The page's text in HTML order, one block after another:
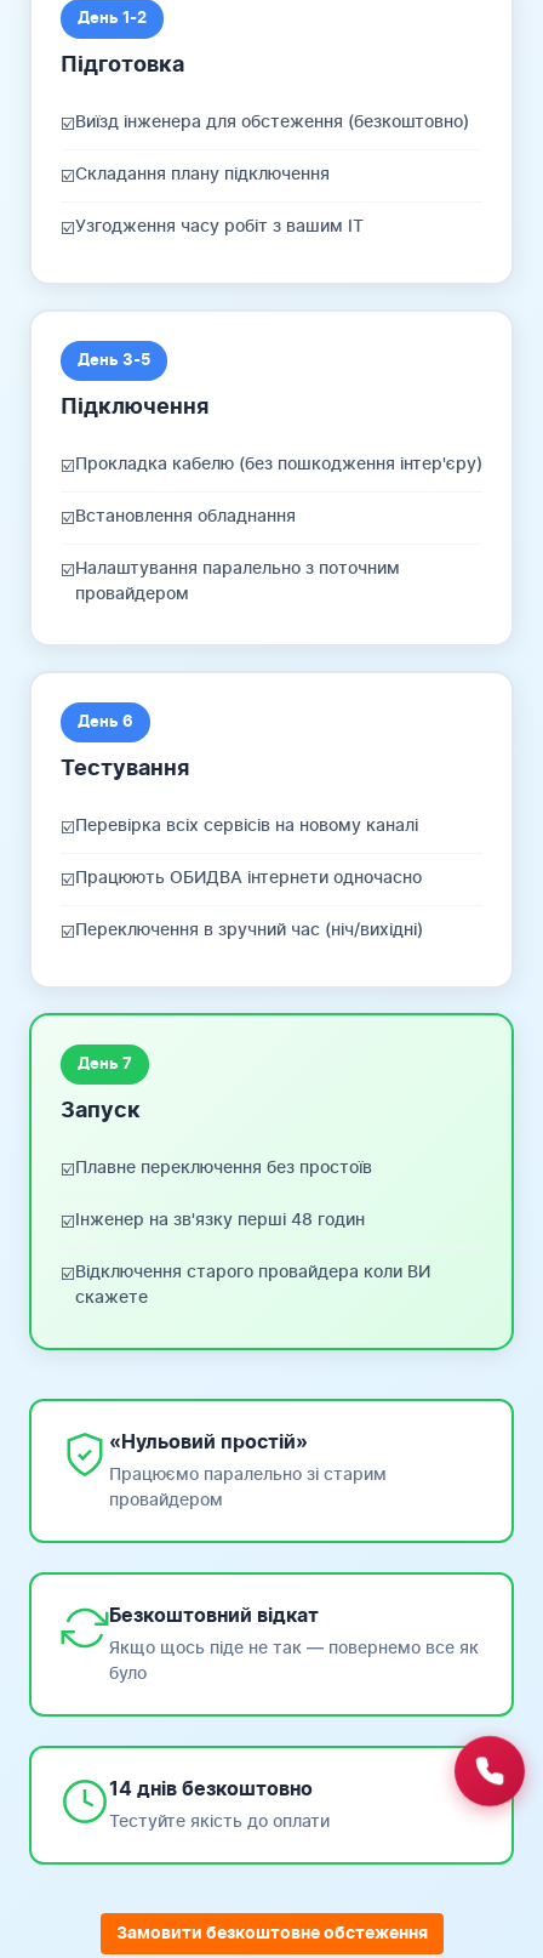
День 1-2
Підготовка
☑️Виїзд інженера для обстеження (безкоштовно)
☑️Складання плану підключення
☑️Узгодження часу робіт з вашим IT
День 3-5
Підключення
☑️Прокладка кабелю (без пошкодження інтер'єру)
☑️Встановлення обладнання
☑️Налаштування паралельно з поточним
провайдером
День 6
Тестування
☑️Перевірка всіх сервісів на новому каналі
☑️Працюють ОБИДВА інтернети одночасно
☑️Переключення в зручний час (ніч/вихідні)
День 7
Запуск
☑️Плавне переключення без простоїв
☑️Інженер на зв'язку перші 48 годин
☑️Відключення старого провайдера коли ВИ
скажете
«Нульовий простій»
Працюємо паралельно зі старим
провайдером
Безкоштовний відкат
Якщо щось піде не так — повернемо все як
було
14 днів безкоштовно
Тестуйте якість до оплати
Замовити безкоштовне обстеження